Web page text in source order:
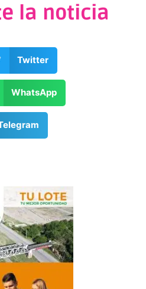
la noticia
Twitter
WhatsApp